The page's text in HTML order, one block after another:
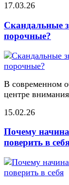
17.03.26
Скандальные
порочные?
В современном
центре
15.02.26
Почему
поверить в